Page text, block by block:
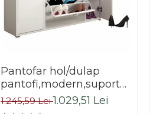
Pantofar hol/dulap
pantofi,modern,suporturi
1.245,59 Lei1.029,51 Lei